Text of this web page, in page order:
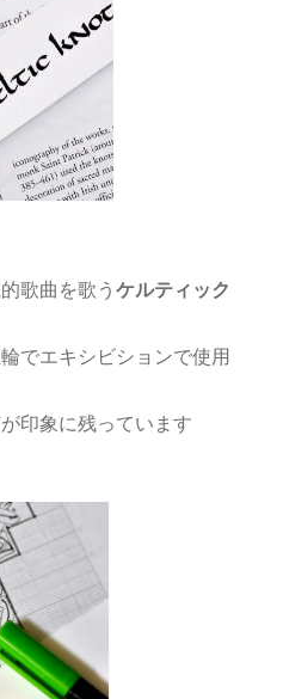
歌曲を歌う ケルティック
でエキシビションで使用
印象に残っています